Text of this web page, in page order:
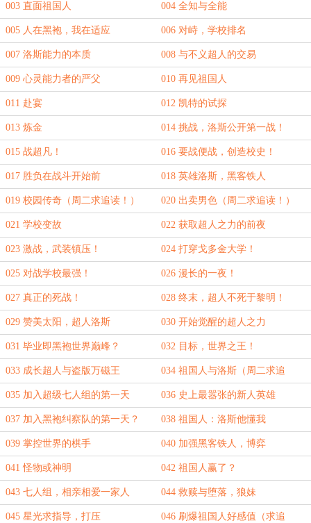
003 直面祖国人 004 全知与全能
005 人在黑袍，我在适应 006 对峙，学校排名
007 洛斯能力的本质 008 与不义超人的交易
009 心灵能力者的严父 010 再见祖国人
011 赴宴 012 凯特的试探
013 炼金 014 挑战，洛斯公开第一战！
015 战超凡！ 016 要战便战，创造校史！
017 胜负在战斗开始前 018 英雄洛斯，黑客铁人
019 校园传奇（周二求追读！） 020 出卖男色（周二求追读！）
021 学校变故 022 获取超人之力的前夜
023 激战，武装镇压！ 024 打穿戈多金大学！
025 对战学校最强！ 026 漫长的一夜！
027 真正的死战！ 028 终末，超人不死于黎明！
029 赞美太阳，超人洛斯 030 开始觉醒的超人之力
031 毕业即黑袍世界巅峰？ 032 目标，世界之王！
033 成长超人与盗版万磁王 034 祖国人与洛斯（周二求追
读！）
035 加入超级七人组的第一天 036 史上最嚣张的新人英雄
037 加入黑袍纠察队的第一天？ 038 祖国人：洛斯他懂我
039 掌控世界的棋手 040 加强黑客铁人，博弈
041 怪物或神明 042 祖国人赢了？
043 七人组，相亲相爱一家人 044 救赎与堕落，狼妹
045 星光求指导，打压 046 刷爆祖国人好感值（求追